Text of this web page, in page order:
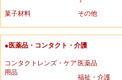
菓子材料
その他
●医薬品・コンタクト・介護
コンタクトレンズ・ケア
用品
医薬品
福祉・介護